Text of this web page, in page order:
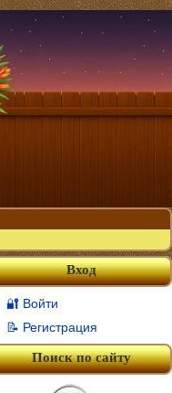
Вход
🔐 Войти
📝 Регистрация
Поиск по сайту